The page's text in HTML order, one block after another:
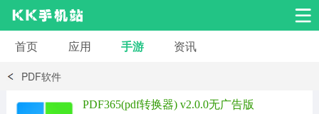
安卓应用
首页 应用 手游 资讯
PDF软件
PDF365(pdf转换器) v2.0.0无广告版